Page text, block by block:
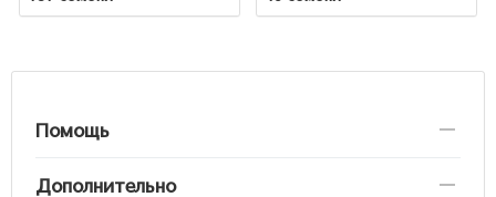
Помощь
Дополнительно